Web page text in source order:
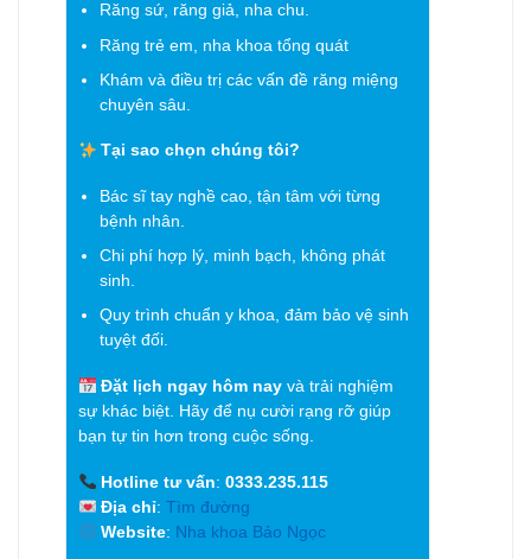
Răng sứ, răng giả, nha chu.
Răng trẻ em, nha khoa tổng quát
Khám và điều trị các vấn đề răng miệng
chuyên sâu.
Tại sao chọn chúng tôi?
Bác sĩ tay nghề cao, tận tâm với từng
bệnh nhân.
Chi phí hợp lý, minh bạch, không phát
sinh.
Quy trình chuẩn y khoa, đảm bảo vệ sinh
tuyệt đối.
Đặt lịch ngay hôm nay và trải nghiệm
sự khác biệt. Hãy để nụ cười rạng rỡ giúp
bạn tự tin hơn trong cuộc sống.
Hotline tư vấn:0333.235.115
Địa chỉ:Tìm đường
Website: Nha khoa Bảo Ngọc